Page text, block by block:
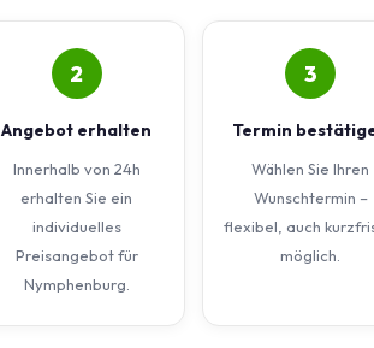
2
Angebot erhalten
Innerhalb von 24h
erhalten Sie ein
individuelles
Preisangebot für
Nymphenburg.
3
Termin
Wählen Sie Ihren
Wunschtermin –
flexibel, auch
möglich.